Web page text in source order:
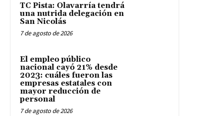
TC Pista: Olavarría tendrá
una nutrida delegación en
San Nicolás
7 de agosto de 2026
El empleo público
nacional cayó 21% desde
2023: cuáles fueron las
empresas estatales con
mayor reducción de
personal
7 de agosto de 2026